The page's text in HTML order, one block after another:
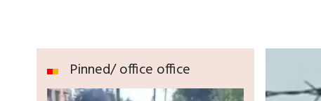
Pinned/ office office